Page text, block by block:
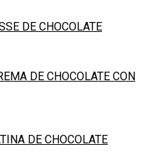
DE CHOCOLATE
DE CHOCOLATE CON
DE CHOCOLATE